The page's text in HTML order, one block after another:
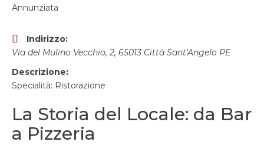
Annunziata
Indirizzo:
Via del Mulino Vecchio, 2, 65013 Città Sant'Angelo PE
Descrizione:
Specialità: Ristorazione
La Storia del Locale: da Bar
a Pizzeria